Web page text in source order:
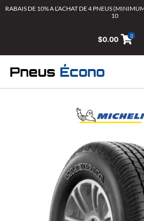
AllerRABAIS DE 10% A L’ACHAT DE 4 PNEUS
10
$0.00 0